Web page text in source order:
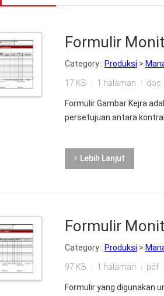
Formulir
Category : Produksi >
17 KB 1 halaman doc
Formulir Gambar Kejra
persetujuan antara
Lebih Lanjut
Formulir
Category : Produksi >
97 KB 1 halaman pdf
Formulir yang digunakan